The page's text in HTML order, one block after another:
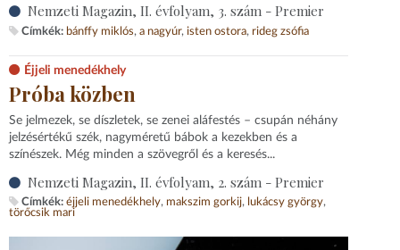
Nemzeti Magazin, II. évfolyam, 3. szám - Premier
Címkék: bánffy miklós a nagyúr isten ostora rideg zsófia
Éjjeli menedékhely
Próba közben
Se jelmezek, se díszletek, se zenei aláfestés – csupán néhány
jelzésértékű szék, nagyméretű bábok a kezekben és a
színészek. Még minden a szövegről és a keresés...
Nemzeti Magazin, II. évfolyam, 2. szám - Premier
Címkék: éjjeli menedékhely makszim gorkij
lukácsy györgy
törőcsik mari